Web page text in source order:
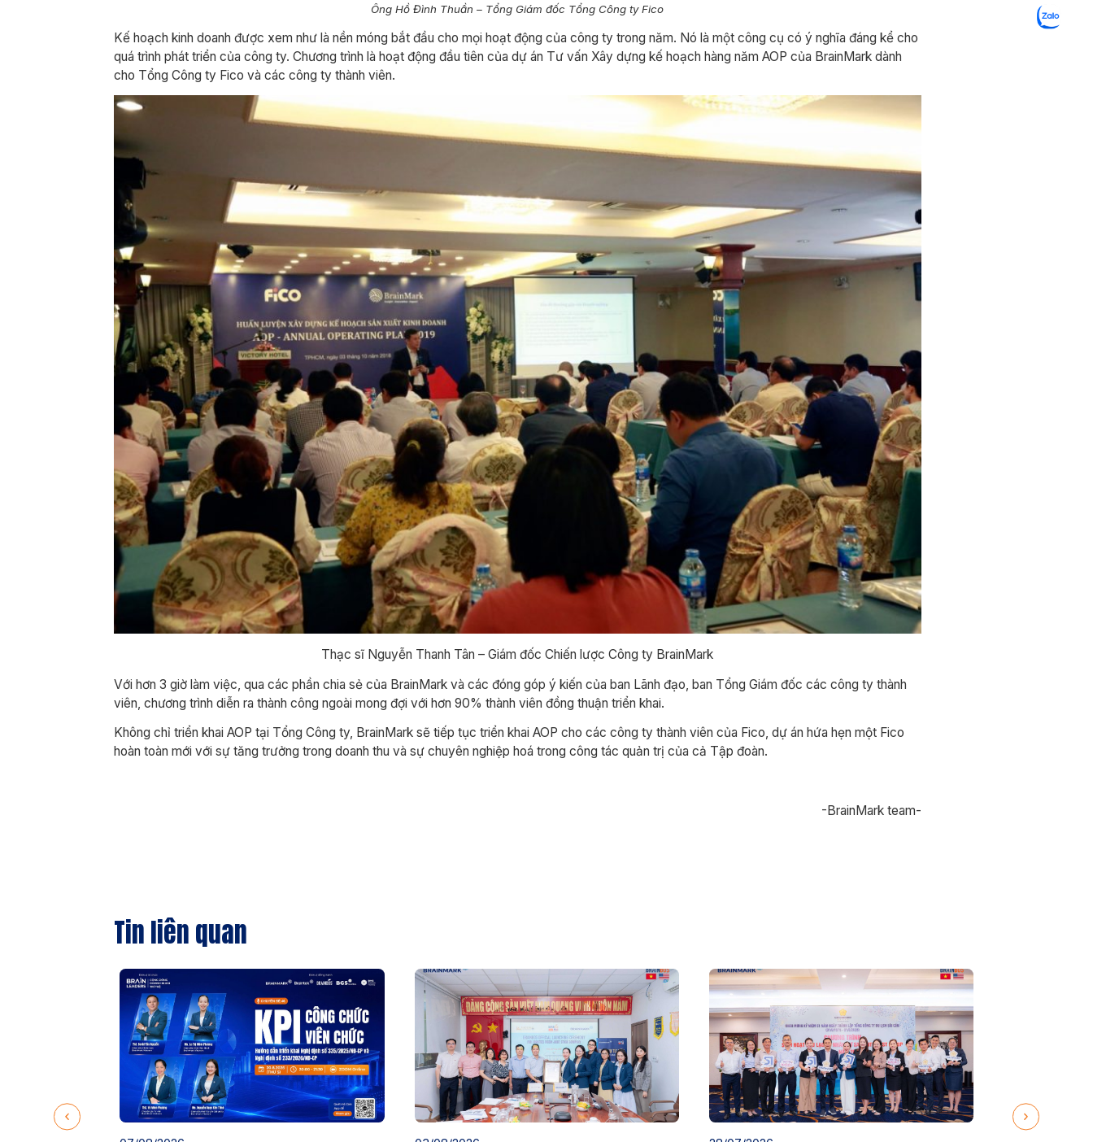
Ông Hồ Đình Thuần – Tổng Giám đốc Tổng Công ty Fico
Kế hoạch kinh doanh được xem như là nền móng bắt đầu cho mọi hoạt động của công ty trong năm. Nó là một công cụ có ý nghĩa đáng kể cho
quá trình phát triển của công ty. Chương trình là hoạt động đầu tiên của dự án Tư vấn Xây dựng kế hoạch hàng năm AOP của BrainMark dành
cho Tổng Công ty Fico và các công ty thành viên.
Thạc sĩ Nguyễn Thanh Tân – Giám đốc Chiến lược Công ty BrainMark
Với hơn 3 giờ làm việc, qua các phần chia sẻ của BrainMark và các đóng góp ý kiến của ban Lãnh đạo, ban Tổng Giám đốc các công ty thành
viên, chương trình diễn ra thành công ngoài mong đợi với hơn 90% thành viên đồng thuận triển khai.
Không chỉ triển khai AOP tại Tổng Công ty, BrainMark sẽ tiếp tục triển khai AOP cho các công ty thành viên của Fico, dự án hứa hẹn một Fico
hoàn toàn mới với sự tăng trưởng trong doanh thu và sự chuyên nghiệp hoá trong công tác quản trị của cả Tập đoàn.
-BrainMark team-
Tin liên quan